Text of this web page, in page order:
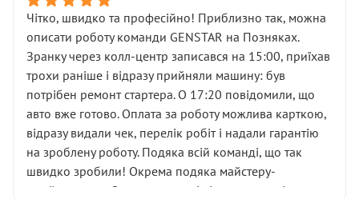
ущільнювачів.
Що прикро — це не перший мій візит. Раніше міняв у
вас стартер, і тоді сервіс наче справив хороше
враження. Але згодом знайшов декілька гайок під
лобовим склом. Мені пояснили, що це “старі гайки, які
відкручували”, і попросили не хвилюватися. ( надіюсь
новий власник, не застяг в полі))
Але після нинішнього візиту такі дрібниці вже не
здаються дрібницями.
Я — клієнт, який працює на довірі, і саме її цей сервіс
Чітко, швидко та професійно! Приблизно так, можна
описати роботу команди GENSTAR на Позняках.
Зранку через колл-центр записався на 15:00, приїхав
трохи раніше і відразу прийняли машину: був
потрібен ремонт стартера. О 17:20 повідомили, що
авто вже готово. Оплата за роботу можлива карткою,
відразу видали чек, перелік робіт і надали гарантію
на зроблену роботу. Подяка всій команді, що так
швидко зробили! Окрема подяка майстеру-
приймальнику Олександру: всі чітко та по суті.